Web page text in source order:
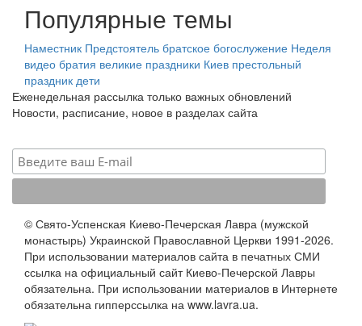
Популярные темы
Наместник Предстоятель братское богослужение Неделя
видео братия великие праздники Киев престольный
праздник дети
Еженедельная рассылка только важных обновлений
Новости, расписание, новое в разделах сайта
© Свято-Успенская Киево-Печерская Лавра (мужской
монастырь) Украинской Православной Церкви 1991-2026.
При использовании материалов сайта в печатных СМИ
ссылка на официальный сайт Киево-Печерской Лавры
обязательна. При использовании материалов в Интернете
обязательна гипперссылка на www.lavra.ua.